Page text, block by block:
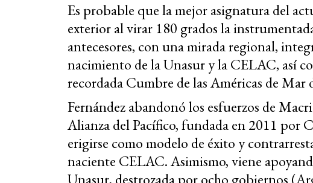
Es probable que la mejor asignatura del
exterior al virar 180 grados la
antecesores, con una mirada regional,
nacimiento de la Unasur y la CELAC, así
recordada Cumbre de las Américas de Mar
Fernández abandonó los esfuerzos de
Alianza del Pacífico, fundada en 2011 por
erigirse como modelo de éxito y
naciente CELAC. Asimismo, viene
Unasur, destrozada por ocho gobiernos